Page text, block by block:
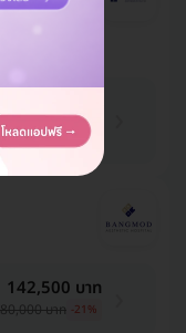
บาท
142,500 บาท
บาท -21%